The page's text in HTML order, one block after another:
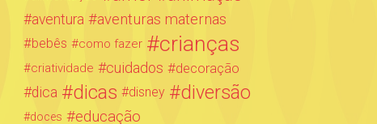
aventura aventuras maternas
bebês como fazer crianças
criatividade cuidados
decoração
dica
dicas disney diversão
doces educação